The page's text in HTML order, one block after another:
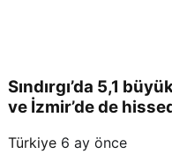
Sındırgı’da 5,1
ve İzmir’de de
Türkiye 6 ay önce